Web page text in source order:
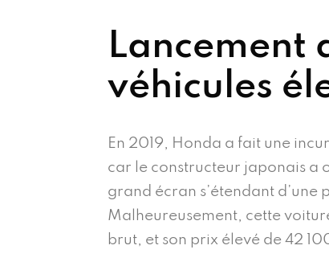
Lancement
véhicules
En 2019, Honda a fait une
car le constructeur japonais a
grand écran s’étendant
Malheureusement, cette
brut, et son prix élevé de 42